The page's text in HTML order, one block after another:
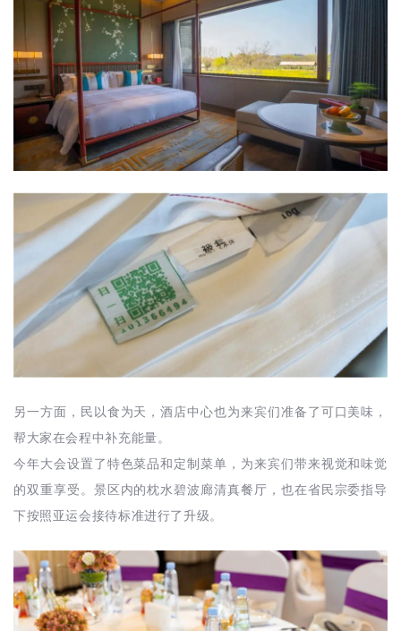
另一方面，民以食为天，酒店中心也为来宾们准备了可口美味，
帮大家在会程中补充能量。
今年大会设置了特色菜品和定制菜单，为来宾们带来视觉和味觉
的双重享受。景区内的枕水碧波廊清真餐厅，也在省民宗委指导
下按照亚运会接待标准进行了升级。